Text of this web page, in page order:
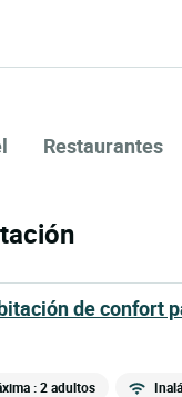
Restaurantes
: 2 adultos